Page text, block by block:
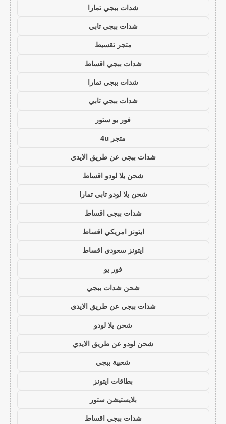
شدات ببجي تمارا
شدات ببجي تابي
متجر تقسيط
شدات ببجي اقساط
شدات ببجي تمارا
شدات ببجي تابي
فور يو ستور
متجر 4u
شدات ببجي عن طريق الايدي
شحن يلا لودو اقساط
شحن يلا لودو تابي تمارا
شدات ببجي اقساط
ايتونز امريكي اقساط
ايتونز سعودي اقساط
فور يو
شحن شدات ببجي
شدات ببجي عن طريق الايدي
شحن يلا لودو
شحن لودو عن طريق الايدي
شعبية ببجي
بطاقات ايتونز
بلايستيشن ستور
شدات ببجي اقساط